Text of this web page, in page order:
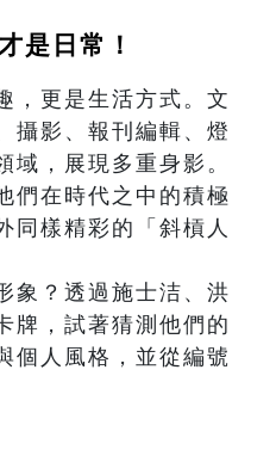
是日常！
，更是生活方式。文
攝影、報刊編輯、燈
域，展現多重身影。
們在時代之中的積極
同樣精彩的「斜槓人
象？透過施士洁、洪
牌，試著猜測他們的
個人風格，並從編號